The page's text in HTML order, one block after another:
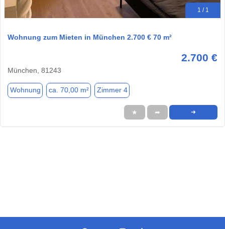
1 / 1
Wohnung zum Mieten in München 2.700 € 70 m²
2.700 €
München, 81243
Wohnung ca. 70,00 m² Zimmer 4
★ ➦ ➜